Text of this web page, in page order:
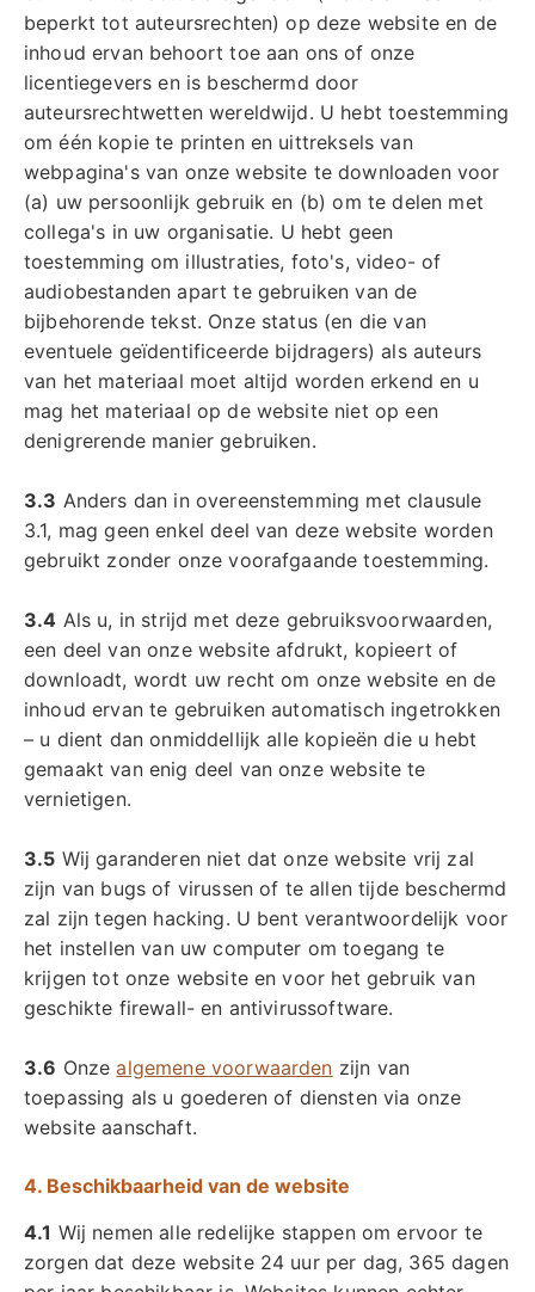
beperkt tot auteursrechten) op deze website en de
inhoud ervan behoort toe aan ons of onze
licentiegevers en is beschermd door
auteursrechtwetten wereldwijd. U hebt toestemming
om één kopie te printen en uittreksels van
webpagina's van onze website te downloaden voor
(a) uw persoonlijk gebruik en (b) om te delen met
collega's in uw organisatie. U hebt geen
toestemming om illustraties, foto's, video- of
audiobestanden apart te gebruiken van de
bijbehorende tekst. Onze status (en die van
eventuele geïdentificeerde bijdragers) als auteurs
van het materiaal moet altijd worden erkend en u
mag het materiaal op de website niet op een
denigrerende manier gebruiken.
3.3 Anders dan in overeenstemming met clausule
3.1, mag geen enkel deel van deze website worden
gebruikt zonder onze voorafgaande toestemming.
3.4 Als u, in strijd met deze gebruiksvoorwaarden,
een deel van onze website afdrukt, kopieert of
downloadt, wordt uw recht om onze website en de
inhoud ervan te gebruiken automatisch ingetrokken
– u dient dan onmiddellijk alle kopieën die u hebt
gemaakt van enig deel van onze website te
vernietigen.
3.5 Wij garanderen niet dat onze website vrij zal
zijn van bugs of virussen of te allen tijde beschermd
zal zijn tegen hacking. U bent verantwoordelijk voor
het instellen van uw computer om toegang te
krijgen tot onze website en voor het gebruik van
geschikte firewall- en antivirussoftware.
3.6 Onzealgemene voorwaarden zijn van
toepassing als u goederen of diensten via onze
website aanschaft.
4. Beschikbaarheid van de website
4.1 Wij nemen alle redelijke stappen om ervoor te
zorgen dat deze website 24 uur per dag, 365 dagen